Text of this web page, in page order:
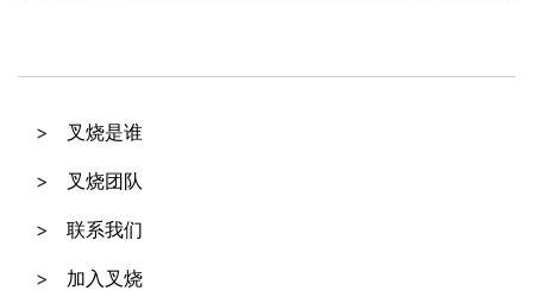
叉烧是谁
叉烧团队
联系我们
加入叉烧